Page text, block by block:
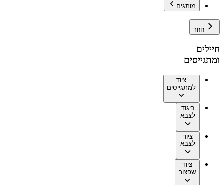
מותגים
חזור
חיילים
ומתגייסים
ציוד
למתגייסים
ביגוד
לצבא
ציוד
לצבא
ציוד
שפצור